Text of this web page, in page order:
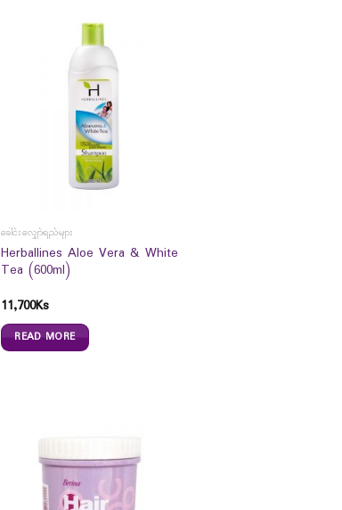
ခေါင်းလျှော်ရည်များ
Herballines Aloe Vera & White
Tea (600ml)
11,700Ks
READ MORE